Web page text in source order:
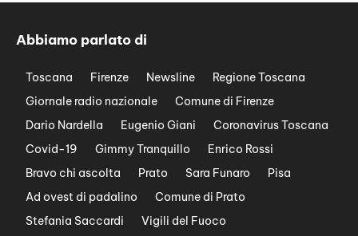
Abbiamo parlato di
Toscana Firenze Newsline
Regione Toscana
Giornale radio nazionale
Comune di Firenze
Dario Nardella
Eugenio Giani
Coronavirus Toscana
Covid-19
Gimmy Tranquillo
Enrico Rossi
Bravo chi ascolta
Prato Sara Funaro
Pisa
Ad ovest di padalino
Comune di Prato
Stefania Saccardi
Vigili del Fuoco